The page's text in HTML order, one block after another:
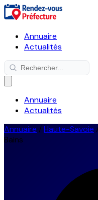
Annuaire
Actualités
Annuaire
Actualités
Annuaire /Haute-Savoie
Bains